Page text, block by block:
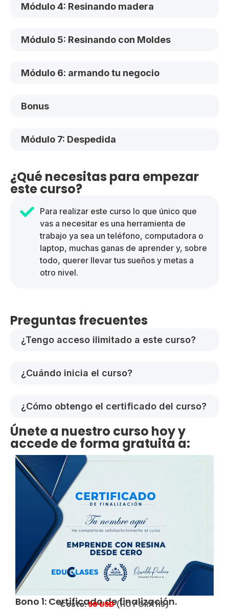
Módulo 4: Resinando madera
Módulo 5: Resinando con Moldes
Módulo 6: armando tu negocio
Bonus
Módulo 7: Despedida
¿Qué necesitas para empezar
este curso?
Para realizar este curso lo que único que
vas a necesitar es una herramienta de
trabajo ya sea un teléfono, computadora o
laptop, muchas ganas de aprender y, sobre
todo, querer llevar tus sueños y metas a
otro nivel.
Preguntas frecuentes
¿Tengo acceso ilimitado a este curso?
¿Cuándo inicia el curso?
¿Cómo obtengo el certificado del curso?
Únete a nuestro curso hoy y
accede de forma gratuita a:
Bono 1: Certificado de finalización.
Costo:50 USD(HOY GRATIS)